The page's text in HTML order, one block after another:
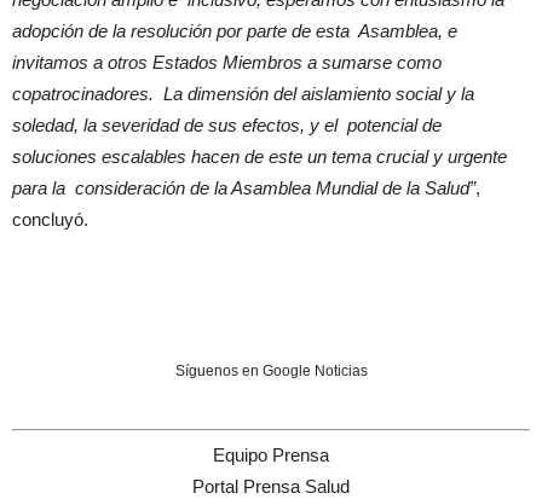
adopción de la resolución por parte de esta Asamblea, e
invitamos a otros Estados Miembros a sumarse como
copatrocinadores. La dimensión del aislamiento social y la
soledad, la severidad de sus efectos, y el potencial de
soluciones escalables hacen de este un tema crucial y urgente
para la consideración de la Asamblea Mundial de la Salud”,
concluyó.
Síguenos en Google Noticias
Equipo Prensa
Portal Prensa Salud